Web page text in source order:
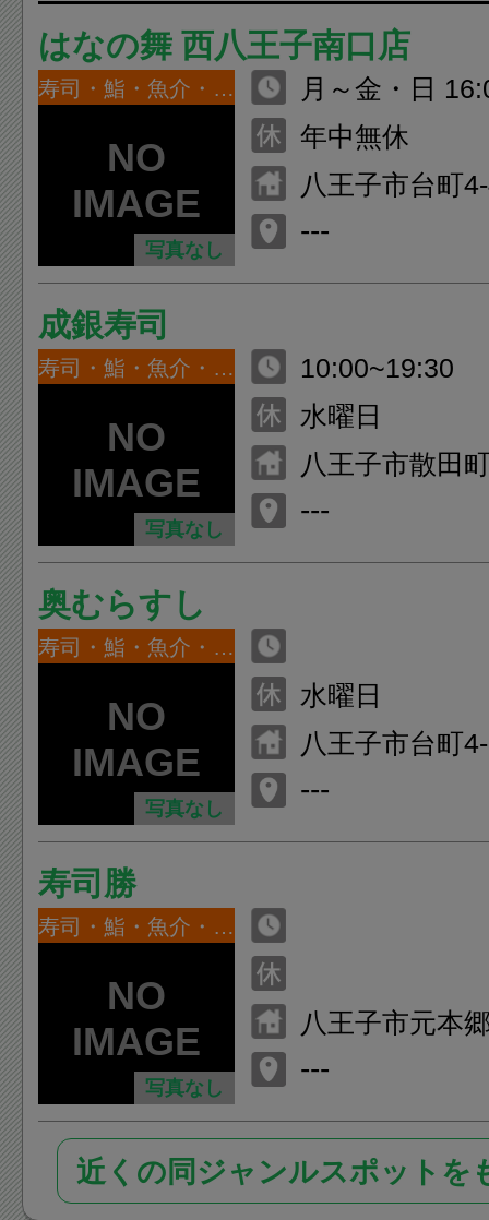
はなの舞 西八王子南口店
寿司・鮨・魚介・海鮮
写真なし
月～金・日
（L.O.2:00、
00 （L.O.4:00
O.4:00）
年中無休
八王子市台町
---
成銀寿司
寿司・鮨・魚介・海鮮
写真なし
10:00~19:30
水曜日
八王子市散田
---
奥むらすし
寿司・鮨・魚介・海鮮
写真なし
水曜日
八王子市台町
---
寿司勝
寿司・鮨・魚介・海鮮
写真なし
八王子市元本
---
近くの同ジャンルスポットを